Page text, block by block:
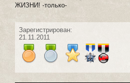
ЖИЗНИ! -только-
Зарегистрирован:
21.11.2011